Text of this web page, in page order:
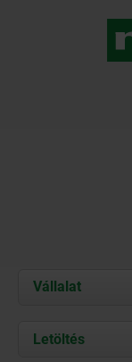
Vállalat
Rólunk
Letöltés